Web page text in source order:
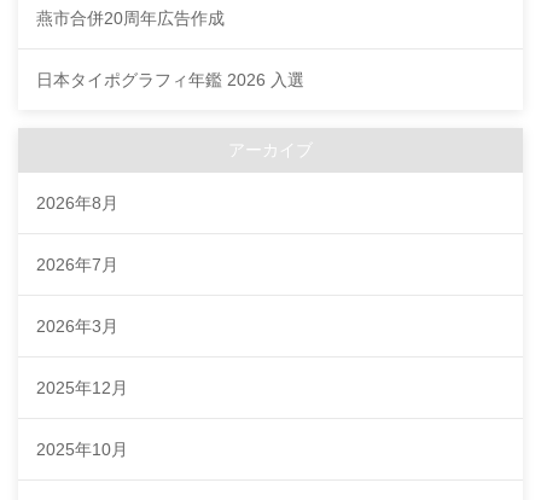
燕市合併20周年広告作成
日本タイポグラフィ年鑑 2026 入選
アーカイブ
2026年8月
2026年7月
2026年3月
2025年12月
2025年10月